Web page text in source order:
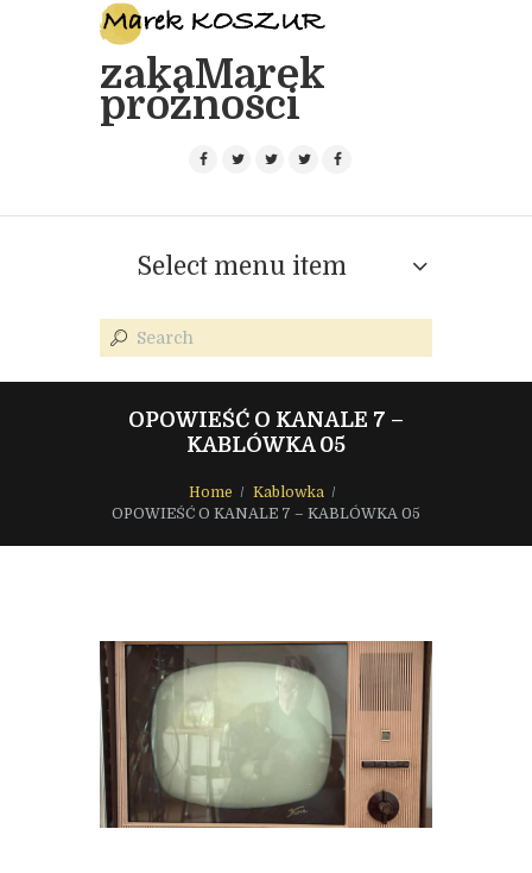
zakaMarek
próżności
Select menu item
OPOWIEŚĆ O KANALE 7 –
KABLÓWKA 05
Home
Kablowka
OPOWIEŚĆ O KANALE 7 – KABLÓWKA 05